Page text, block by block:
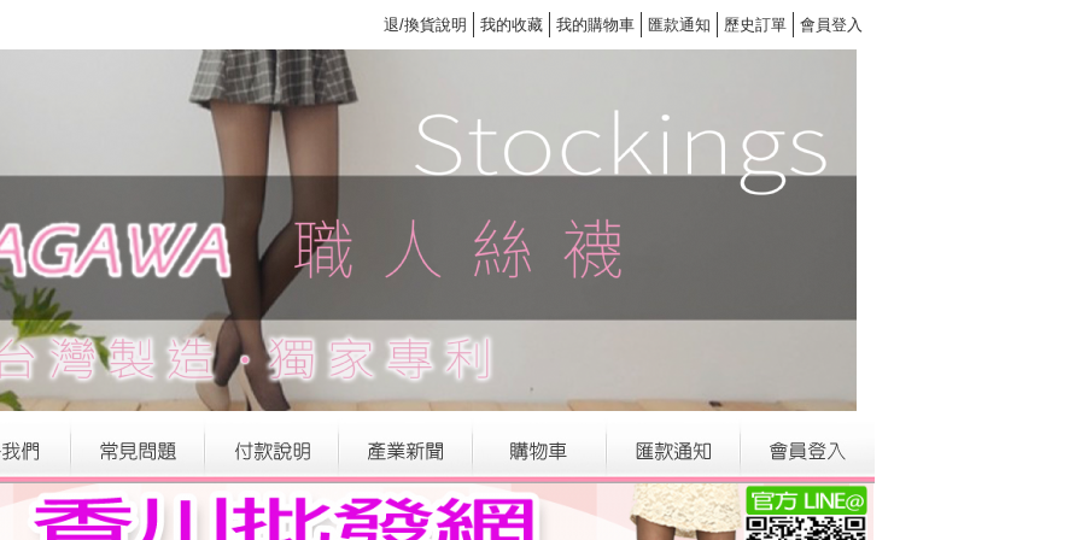
退/換貨說明 我的收藏 我的購物車 匯款通知 歷史訂單 會員登入